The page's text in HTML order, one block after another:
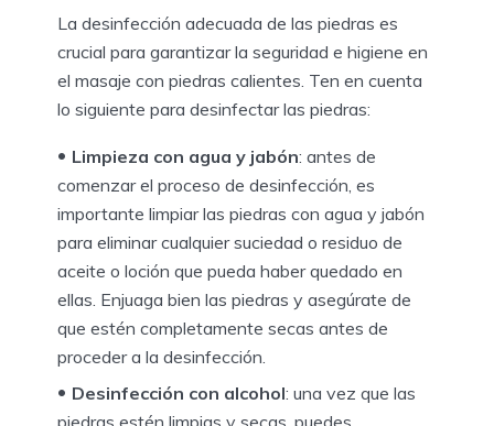
La desinfección adecuada de las piedras es
crucial para garantizar la seguridad e higiene en
el masaje con piedras calientes. Ten en cuenta
lo siguiente para desinfectar las piedras:
Limpieza con agua y jabón: antes de
comenzar el proceso de desinfección, es
importante limpiar las piedras con agua y jabón
para eliminar cualquier suciedad o residuo de
aceite o loción que pueda haber quedado en
ellas. Enjuaga bien las piedras y asegúrate de
que estén completamente secas antes de
proceder a la desinfección.
Desinfección con alcohol: una vez que las
piedras estén limpias y secas, puedes